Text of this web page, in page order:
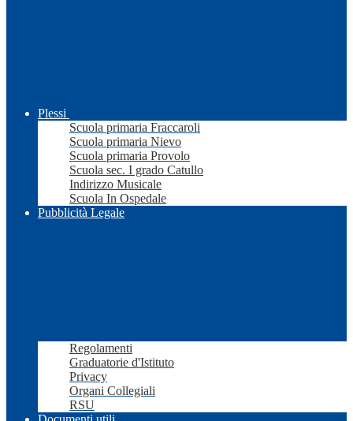
Plessi
Scuola primaria Fraccaroli
Scuola primaria Nievo
Scuola primaria Provolo
Scuola sec. I grado Catullo
Indirizzo Musicale
Scuola In Ospedale
Pubblicità Legale
Regolamenti
Graduatorie d'Istituto
Privacy
Organi Collegiali
RSU